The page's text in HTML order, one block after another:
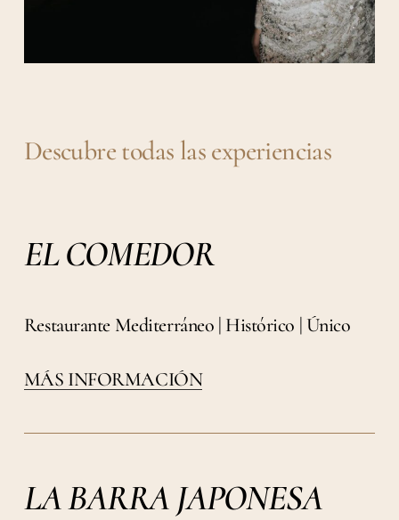
Descubre todas las experiencias
EL COMEDOR
Restaurante Mediterráneo | Histórico | Único
MÁS INFORMACIÓN
LA BARRA JAPONESA